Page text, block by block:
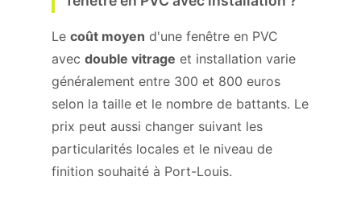
Le coût moyen d'une fenêtre en PVC
avec double vitrage et installation varie
généralement entre 300 et 800 euros
selon la taille et le nombre de battants. Le
prix peut aussi changer suivant les
particularités locales et le niveau de
finition souhaité à Port-Louis.